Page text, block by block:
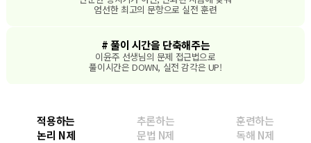
엄선한 최고의 문항으로 실전 훈련
# 풀이 시간을 단축해주는
이윤주 선생님의 문제 접근법으로
풀이시간은 DOWN, 실전 감각은 UP!
적용하는
논리 N제
추론하는
문법 N제
훈련하는
독해 N제